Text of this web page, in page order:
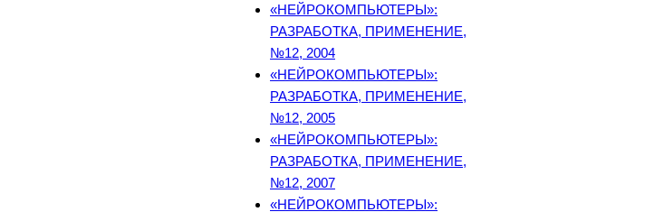
«НЕЙРОКОМПЬЮТЕРЫ»:
РАЗРАБОТКА, ПРИМЕНЕНИЕ,
№12, 2004
«НЕЙРОКОМПЬЮТЕРЫ»:
РАЗРАБОТКА, ПРИМЕНЕНИЕ,
№12, 2005
«НЕЙРОКОМПЬЮТЕРЫ»:
РАЗРАБОТКА, ПРИМЕНЕНИЕ,
№12, 2007
«НЕЙРОКОМПЬЮТЕРЫ»: